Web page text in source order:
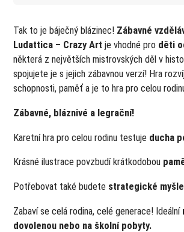
Tak to je báječný blázinec! Zábavné
Ludattica – Crazy Art je vhodné pro děti
některá z největších mistrovských děl v
spojujete je s jejich zábavnou verzí! Hra
schopnosti, paměť a je to hra pro celou
Zábavné, bláznivé a legrační!
Karetní hra pro celou rodinu testuje ducha
Krásné ilustrace povzbudí krátkodobou
Potřebovat také budete strategické
Zabaví se celá rodina, celé generace! Ideální
dovolenou nebo na školní pobyty.